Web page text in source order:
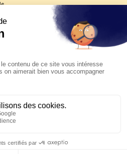
reportages d'été 2026 de KTO
pastorale du pape Léon
à Assise à suivre sur KTO le
6 août
en Uruguay, Argentine et
du 6 au 17 novembre 2026